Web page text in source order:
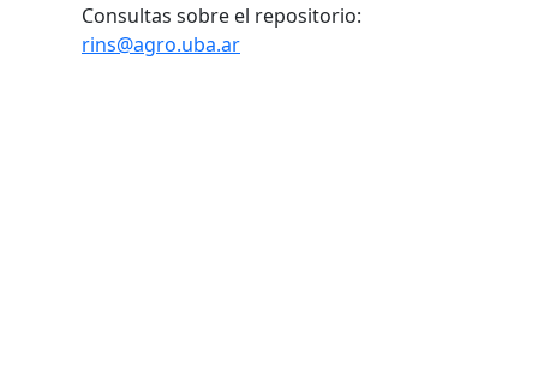
Consultas sobre el repositorio:
rins@agro.uba.ar